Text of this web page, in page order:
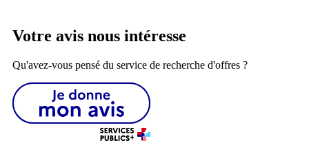
Votre avis nous intéresse
Qu'avez-vous pensé du service de recherche d'offres ?